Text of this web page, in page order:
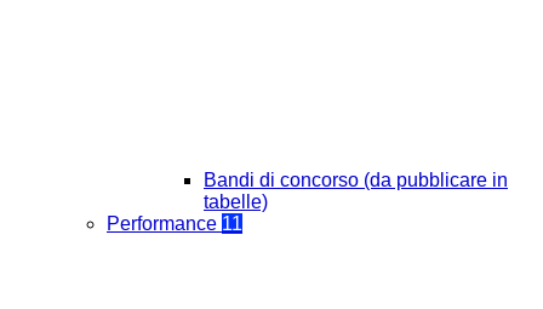
Bandi di concorso (da pubblicare in
tabelle)
Performance 11